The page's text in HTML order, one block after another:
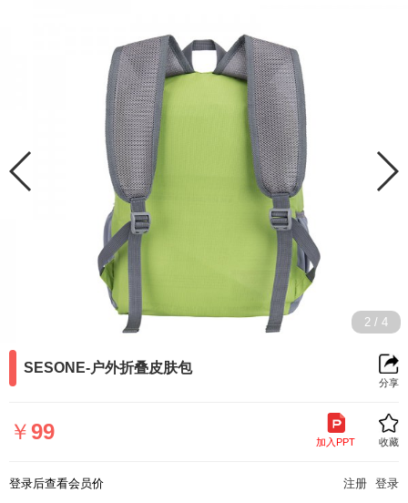
回
页
藏
2/ 4
SESONE-户外折叠皮肤包
分享
￥99 加入PPT 收藏
登录后查看会员价 注册 登录